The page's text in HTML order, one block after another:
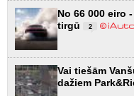
No 66 000 eiro
tirgū
2
Vai tiešām
dažiem